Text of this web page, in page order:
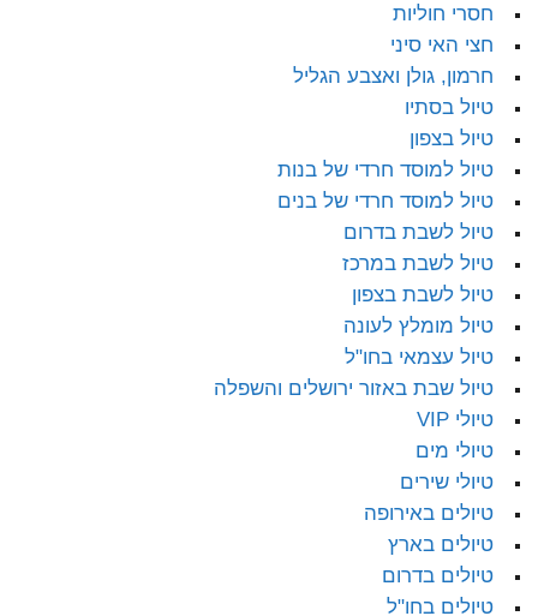
חסרי חוליות
חצי האי סיני
חרמון, גולן ואצבע הגליל
טיול בסתיו
טיול בצפון
טיול למוסד חרדי של בנות
טיול למוסד חרדי של בנים
טיול לשבת בדרום
טיול לשבת במרכז
טיול לשבת בצפון
טיול מומלץ לעונה
טיול עצמאי בחו"ל
טיול שבת באזור ירושלים והשפלה
טיולי VIP
טיולי מים
טיולי שירים
טיולים באירופה
טיולים בארץ
טיולים בדרום
טיולים בחו"ל